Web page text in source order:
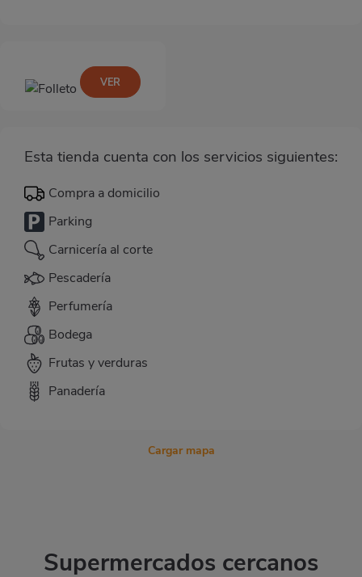
Esta tienda cuenta con los servicios siguientes:
Compra a domicilio
Parking
Carnicería al corte
Pescadería
Perfumería
Bodega
Frutas y verduras
Panadería
VER
Cargar mapa
Supermercados cercanos